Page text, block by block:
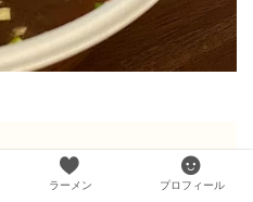
ラーメン プロフィール